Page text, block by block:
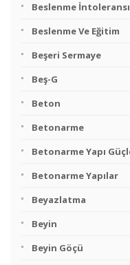
Beslenme İntoleransı
Beslenme Ve Eğitim
Beşeri Sermaye
Beş-G
Beton
Betonarme
Betonarme Yapı
Betonarme Yapılar
Beyazlatma
Beyin
Beyin Göçü